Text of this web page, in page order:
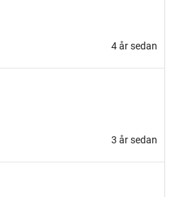
4 år sedan
3 år sedan